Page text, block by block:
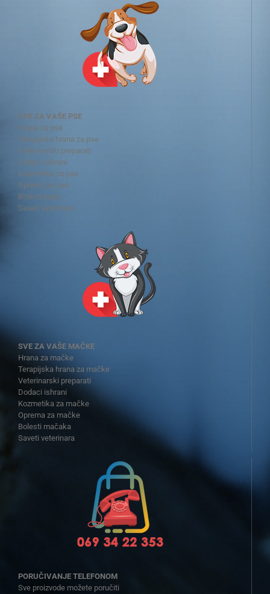
SVE ZA VAŠE PSE
Hrana za pse
Terapijska hrana za pse
Veterinarski preparati
Dodaci ishrani
Kozmetika za pse
Oprema za pse
Bolesti pasa
Saveti veterinara
SVE ZA VAŠE MAČKE
Hrana za mačke
Terapijska hrana za mačke
Veterinarski preparati
Dodaci ishrani
Kozmetika za mačke
Oprema za mačke
Bolesti mačaka
Saveti veterinara
PORUČIVANJE TELEFONOM
Sve proizvode možete poručiti